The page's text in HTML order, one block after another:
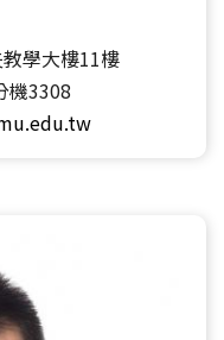
學大樓11樓
機3308